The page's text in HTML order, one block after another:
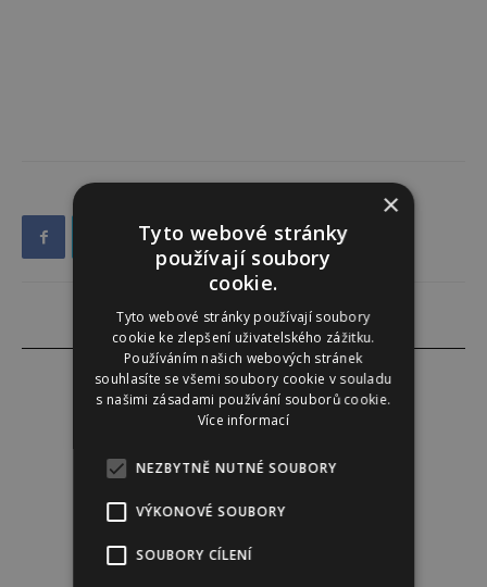
×
Tyto webové stránky
používají soubory
cookie.
Tyto webové stránky používají soubory
cookie ke zlepšení uživatelského zážitku.
Používáním našich webových stránek
souhlasíte se všemi soubory cookie v souladu
s našimi zásadami používání souborů cookie.
Více informací
NEZBYTNĚ NUTNÉ SOUBORY
VÝKONOVÉ SOUBORY
SOUBORY CÍLENÍ